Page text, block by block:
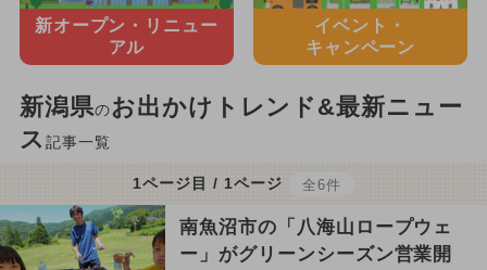
新オープン・ リニュー
アル
イベント・
キャンペーン
新潟県のお出かけトレンド&最新ニュー
ス 記事一覧
1ページ目 / 1ページ 全6件
南魚沼市の「八海山ロープウェ
ー」がグリーンシーズン営業開